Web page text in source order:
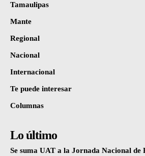
Tamaulipas
Mante
Regional
Nacional
Internacional
Te puede interesar
Columnas
Lo último
Se suma UAT a la Jornada Nacional de